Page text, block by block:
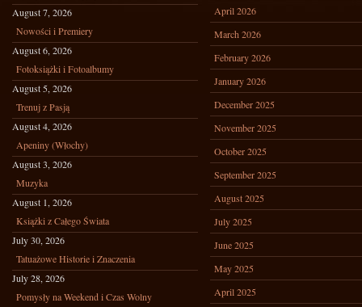
August 7, 2026
Nowości i Premiery
August 6, 2026
Fotoksiążki i Fotoalbumy
August 5, 2026
Trenuj z Pasją
August 4, 2026
Apeniny (Włochy)
August 3, 2026
Muzyka
August 1, 2026
Książki z Całego Świata
July 30, 2026
Tatuażowe Historie i Znaczenia
July 28, 2026
Pomysły na Weekend i Czas Wolny
April 2026
March 2026
February 2026
January 2026
December 2025
November 2025
October 2025
September 2025
August 2025
July 2025
June 2025
May 2025
April 2025